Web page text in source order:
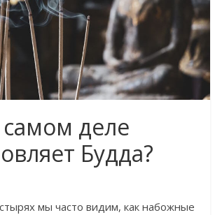
самом деле
Будда?
мы часто видим, как набожные